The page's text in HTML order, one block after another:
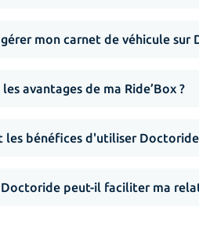
mon carnet de véhicule sur
avantages de ma Ride’Box ?
les bénéfices d'utiliser Doctoride
peut-il faciliter ma